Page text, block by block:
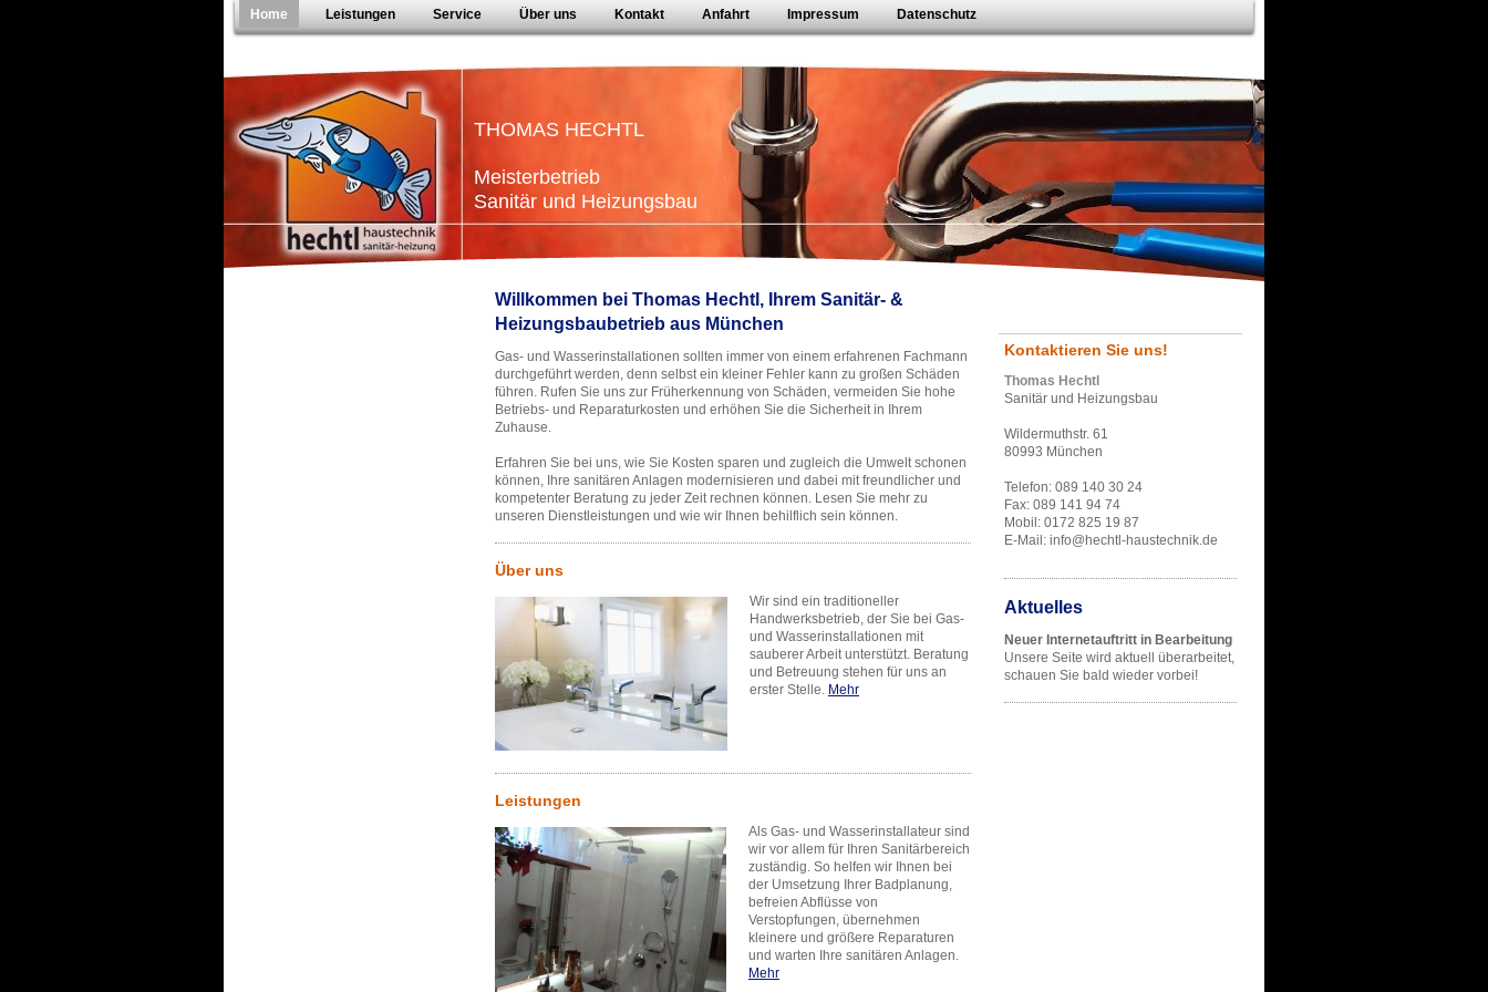
Home Leistungen Service Über uns Kontakt Anfahrt Impressum Datenschutz
THOMAS HECHTL
Meisterbetrieb
Sanitär und Heizungsbau
Willkommen bei Thomas Hechtl, Ihrem Sanitär- &
Heizungsbaubetrieb aus München
Gas- und Wasserinstallationen sollten immer von einem erfahrenen Fachmann
durchgeführt werden, denn selbst ein kleiner Fehler kann zu großen Schäden
führen. Rufen Sie uns zur Früherkennung von Schäden, vermeiden Sie hohe
Betriebs- und Reparaturkosten und erhöhen Sie die Sicherheit in Ihrem
Zuhause.
Erfahren Sie bei uns, wie Sie Kosten sparen und zugleich die Umwelt schonen
können, Ihre sanitären Anlagen modernisieren und dabei mit freundlicher und
kompetenter Beratung zu jeder Zeit rechnen können. Lesen Sie mehr zu
unseren Dienstleistungen und wie wir Ihnen behilflich sein können.
Über uns
Wir sind ein traditioneller
Handwerksbetrieb, der Sie bei Gas-
und Wasserinstallationen mit
sauberer Arbeit unterstützt. Beratung
und Betreuung stehen für uns an
erster Stelle. Mehr
Leistungen
Als Gas- und Wasserinstallateur sind
wir vor allem für Ihren Sanitärbereich
zuständig. So helfen wir Ihnen bei
der Umsetzung Ihrer Badplanung,
befreien Abflüsse von
Verstopfungen, übernehmen
kleinere und größere Reparaturen
und warten Ihre sanitären Anlagen.
Mehr
Kontaktieren Sie uns!
Thomas Hechtl
Sanitär und Heizungsbau
Wildermuthstr. 61
80993 München
Telefon: 089 140 30 24
Fax: 089 141 94 74
Mobil: 0172 825 19 87
E-Mail: info@hechtl-haustechnik.de
Aktuelles
Neuer Internetauftritt in Bearbeitung
Unsere Seite wird aktuell überarbeitet,
schauen Sie bald wieder vorbei!